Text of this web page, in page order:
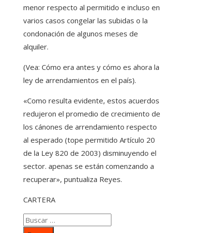
menor respecto al permitido e incluso en
varios casos congelar las subidas o la
condonación de algunos meses de
alquiler.
(Vea: Cómo era antes y cómo es ahora la
ley de arrendamientos en el país).
«Como resulta evidente, estos acuerdos
redujeron el promedio de crecimiento de
los cánones de arrendamiento respecto
al esperado (tope permitido Artículo 20
de la Ley 820 de 2003) disminuyendo el
sector. apenas se están comenzando a
recuperar», puntualiza Reyes.
CARTERA
Buscar: